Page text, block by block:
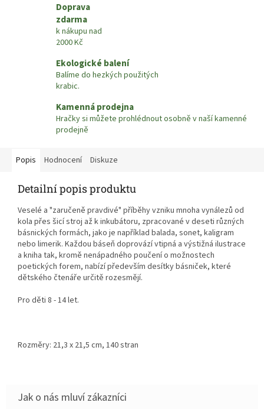
Doprava
zdarma
k nákupu nad
2000 Kč
Ekologické balení
Balíme do hezkých použitých
krabic.
Kamenná prodejna
Hračky si můžete prohlédnout osobně v naší kamenné
prodejně
Popis Hodnocení Diskuze
Detailní popis produktu
Veselé a "zaručeně pravdivé" příběhy vzniku mnoha vynálezů od
kola přes šicí stroj až k inkubátoru, zpracované v deseti různých
básnických formách, jako je například balada, sonet, kaligram
nebo limerik. Každou báseň doprovází vtipná a výstižná ilustrace
a kniha tak, kromě nenápadného poučení o možnostech
poetických forem, nabízí především desítky básniček, které
dětského čtenáře určitě rozesmějí.
Pro děti 8 - 14 let.
Rozměry: 21,3 x 21,5 cm, 140 stran